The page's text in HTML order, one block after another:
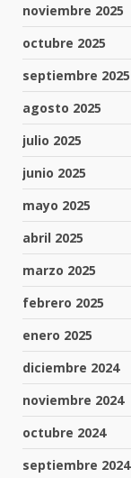
noviembre 2025
octubre 2025
septiembre 2025
agosto 2025
julio 2025
junio 2025
mayo 2025
abril 2025
marzo 2025
febrero 2025
enero 2025
diciembre 2024
noviembre 2024
octubre 2024
septiembre 2024